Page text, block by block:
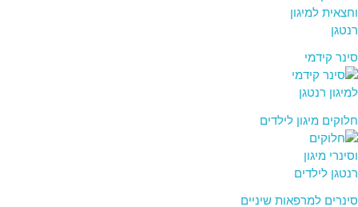
סינר קידמי
חלוקים מיגון לילדים
סינרים למרפאות שיניים